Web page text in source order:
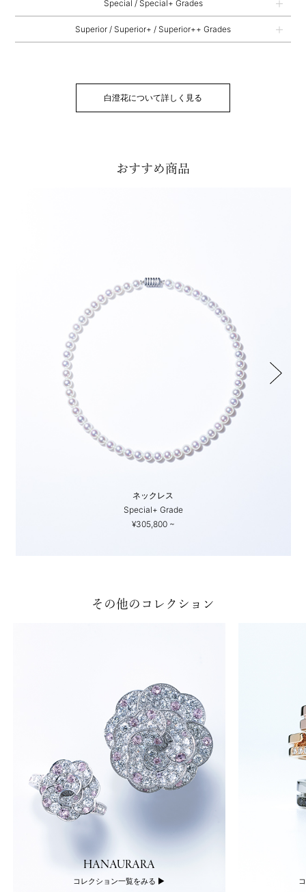
Special / Special+ Grades
Superior / Superior+ / Superior++ Grades
白澄花について詳しく見る
おすすめ商品
ネックレス
Special+ Grade
¥305,800 ~
その他のコレクション
HANAURARA
コレクション一覧をみる